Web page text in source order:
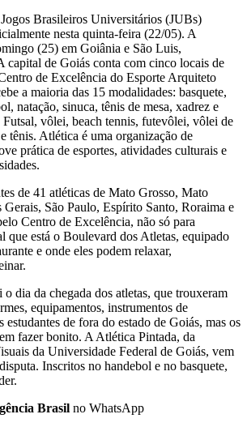
Brasileiros Universitários (JUBs)
nesta quinta-feira (22/05). A
(25) em Goiânia e São Luis,
capital de Goiás conta com cinco locais de
de Excelência do Esporte Arquiteto
a maioria das 15 modalidades: basquete,
natação, sinuca, tênis de mesa, xadrez e
Futsal, vôlei, beach tennis, futevôlei, vôlei de
tênis. Atlética é uma organização de
prática de esportes, atividades culturais e
de 41 atléticas de Mato Grosso, Mato
São Paulo, Espírito Santo, Roraima e
Centro de Excelência, não só para
que está o Boulevard dos Atletas, equipado
e onde eles podem relaxar,
dia da chegada dos atletas, que trouxeram
equipamentos, instrumentos de
estudantes de fora do estado de Goiás, mas os
fazer bonito. A Atlética Pintada, da
da Universidade Federal de Goiás, vem
Inscritos no handebol e no basquete,
Brasil no WhatsApp